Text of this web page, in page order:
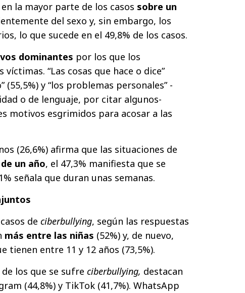
la mayor parte de los casos sobre un
del sexo y, sin embargo, los
lo que sucede en el 49,8% de los casos.
dominantes por los que los
“Las cosas que hace o dice”
(55,5%) y “los problemas personales” -
o de lenguaje, por citar algunos-
motivos esgrimidos para acosar a las
(26,6%) afirma que las situaciones de
un año, el 47,3% manifiesta que se
señala que duran unas semanas.
de ciberbullying, según las respuestas
más entre las niñas (52%) y, de nuevo,
tienen entre 11 y 12 años (73,5%).
los que se sufre ciberbullying, destacan
(44,8%) y TikTok (41,7%). WhatsApp